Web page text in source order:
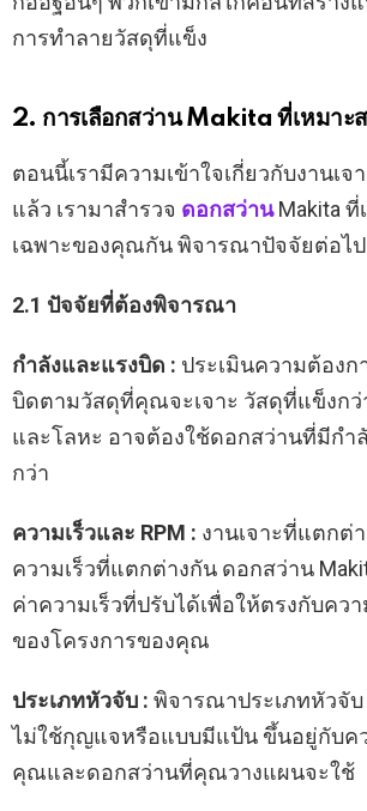
การทำลายวัสดุที่แข็ง
2. การเลือกสว่าน Makita ที่เหมาะ
ตอนนี้เรามีความเข้าใจเกี่ยวกับงานเจ
แล้ว เรามาสำรวจ ดอกสว่านMakita ที่
เฉพาะของคุณกัน พิจารณาปัจจัยต่อไ
2.1 ปัจจัยที่ต้องพิจารณา
กำลังและแรงบิด : ประเมินความต้องก
บิดตามวัสดุที่คุณจะเจาะ วัสดุที่แข็งกว่
และโลหะ อาจต้องใช้ดอกสว่านที่มีกำ
กว่า
ความเร็วและ RPM : งานเจาะที่แตกต่
ความเร็วที่แตกต่างกัน ดอกสว่าน
ค่าความเร็วที่ปรับได้เพื่อให้ตรงกับคว
ของโครงการของคุณ
ประเภทหัวจับ : พิจารณาประเภทหัวจับ
ไม่ใช้กุญแจหรือแบบมีแป้น ขึ้นอยู่กับค
คุณและดอกสว่านที่คุณวางแผนจะใช้